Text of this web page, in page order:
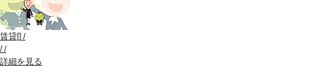
賃貸[] /
//
詳細を見る